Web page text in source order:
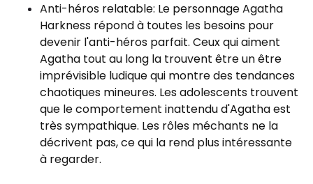
Anti-héros relatable: Le personnage Agatha
Harkness répond à toutes les besoins pour
devenir l'anti-héros parfait. Ceux qui aiment
Agatha tout au long la trouvent être un être
imprévisible ludique qui montre des tendances
chaotiques mineures. Les adolescents trouvent
que le comportement inattendu d'Agatha est
très sympathique. Les rôles méchants ne la
décrivent pas, ce qui la rend plus intéressante
à regarder.